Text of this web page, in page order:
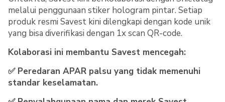
melalui penggunaan stiker hologram pintar. Setiap
produk resmi Savest kini dilengkapi dengan kode unik
yang bisa diverifikasi dengan 1x scan QR-code.
Kolaborasi ini membantu Savest mencegah:
✅ Peredaran APAR palsu yang tidak memenuhi
standar keselamatan.